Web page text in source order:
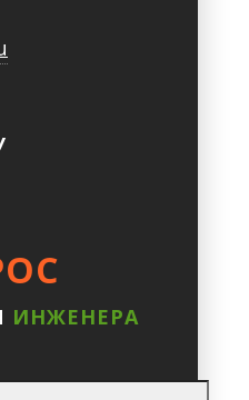
ИНЖЕНЕРА